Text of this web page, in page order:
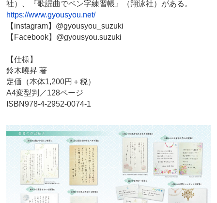
社）、『歌謡曲でペン字練習帳』（翔泳社）がある。
https://www.gyousyou.net/
【instagram】@gyousyou_suzuki
【Facebook】@gyousyou.suzuki
【仕様】
鈴木曉昇 著
定価（本体1,200円＋税）
A4変型判／128ページ
ISBN978-4-2952-0074-1